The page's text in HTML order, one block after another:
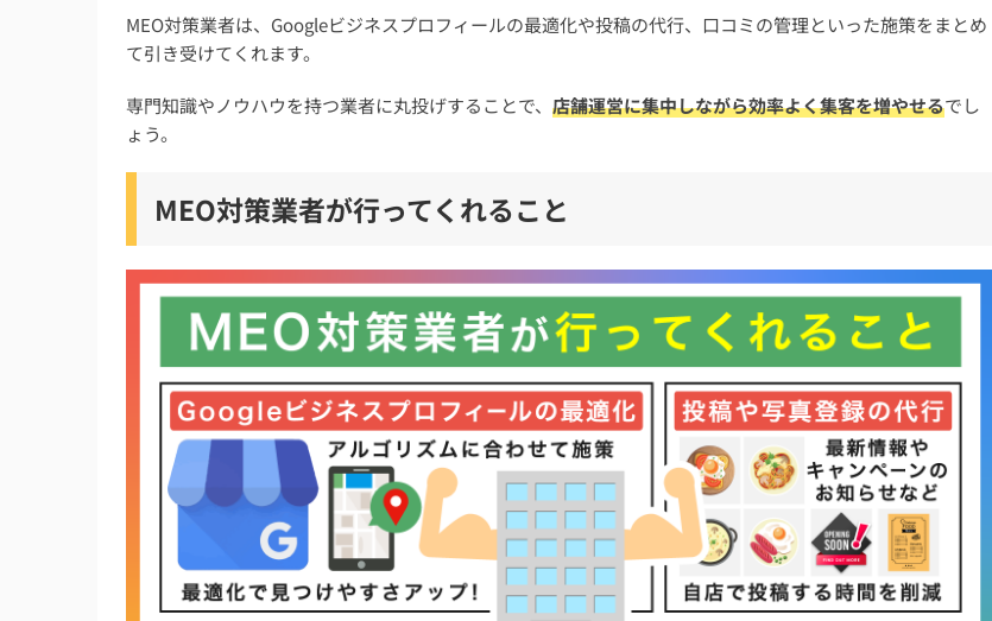
MEO対策業者は、Googleビジネスプロフィールの最適化や投稿の代行、口コミの管理といった施策をまとめ
て引き受けてくれます。
専門知識やノウハウを持つ業者に丸投げすることで、 店舗運営に集中しながら効率よく集客を増やせるでし
ょう。
MEO対策業者が行ってくれること